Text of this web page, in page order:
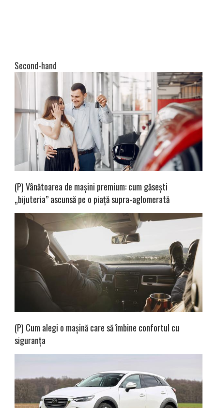
Second-hand
(P) Vânătoarea de mașini premium: cum găsești
„bijuteria” ascunsă pe o piață supra-aglomerată
(P) Cum alegi o mașină care să îmbine confortul cu
siguranța